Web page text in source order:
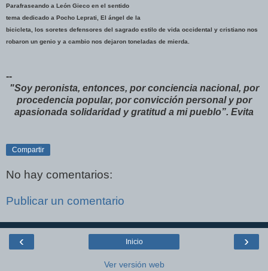
Parafraseando a León Gieco en el sentido
tema dedicado a Pocho Leprati, El ángel de la
bicicleta, los soretes defensores del sagrado estilo de vida occidental y cristiano nos
robaron un genio y a cambio nos dejaron toneladas de mierda.
--
"Soy peronista, entonces, por conciencia nacional, por
procedencia popular, por convicción personal y por
apasionada solidaridad y gratitud a mi pueblo”. Evita
Compartir
No hay comentarios:
Publicar un comentario
‹ ›
Inicio
Ver versión web